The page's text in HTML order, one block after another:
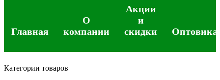
Главная
О
компании
Акции
и
скидки
Категории товаров